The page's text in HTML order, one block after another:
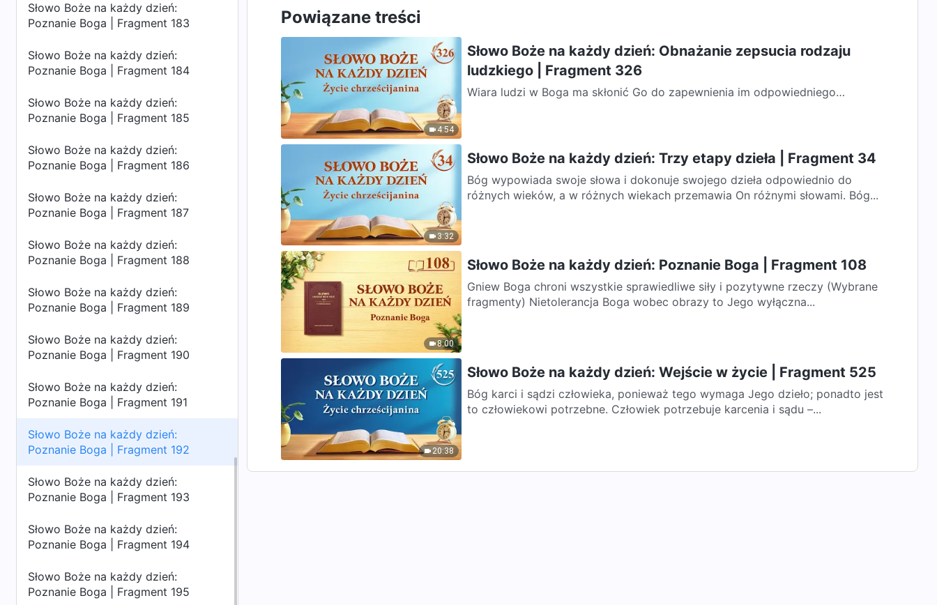
Słowo Boże na każdy dzień:
Poznanie Boga | Fragment 183
Słowo Boże na każdy dzień:
Poznanie Boga | Fragment 184
Słowo Boże na każdy dzień:
Poznanie Boga | Fragment 185
Słowo Boże na każdy dzień:
Poznanie Boga | Fragment 186
Słowo Boże na każdy dzień:
Poznanie Boga | Fragment 187
Słowo Boże na każdy dzień:
Poznanie Boga | Fragment 188
Słowo Boże na każdy dzień:
Poznanie Boga | Fragment 189
Słowo Boże na każdy dzień:
Poznanie Boga | Fragment 190
Słowo Boże na każdy dzień:
Poznanie Boga | Fragment 191
Słowo Boże na każdy dzień:
Poznanie Boga | Fragment 192
Słowo Boże na każdy dzień:
Poznanie Boga | Fragment 193
Słowo Boże na każdy dzień:
Poznanie Boga | Fragment 194
Słowo Boże na każdy dzień:
Poznanie Boga | Fragment 195
Powiązane treści
4:54
Słowo Boże na każdy dzień: Obnażanie zepsucia rodzaju
ludzkiego | Fragment 326
Wiara ludzi w Boga ma skłonić Go do zapewnienia im odpowiedniego
3:32
Słowo Boże na każdy dzień: Trzy etapy dzieła | Fragment 34
Bóg wypowiada swoje słowa i dokonuje swojego dzieła odpowiednio do
różnych wieków, a w różnych wiekach przemawia On różnymi słowami. Bóg...
8:00
Słowo Boże na każdy dzień: Poznanie Boga | Fragment 108
Gniew Boga chroni wszystkie sprawiedliwe siły i pozytywne rzeczy (Wybrane
fragmenty) Nietolerancja Boga wobec obrazy to Jego wyłączna...
20:38
Słowo Boże na każdy dzień: Wejście w życie | Fragment 525
Bóg karci i sądzi człowieka, ponieważ tego wymaga Jego dzieło; ponadto jest
to człowiekowi potrzebne. Człowiek potrzebuje karcenia i sądu –...